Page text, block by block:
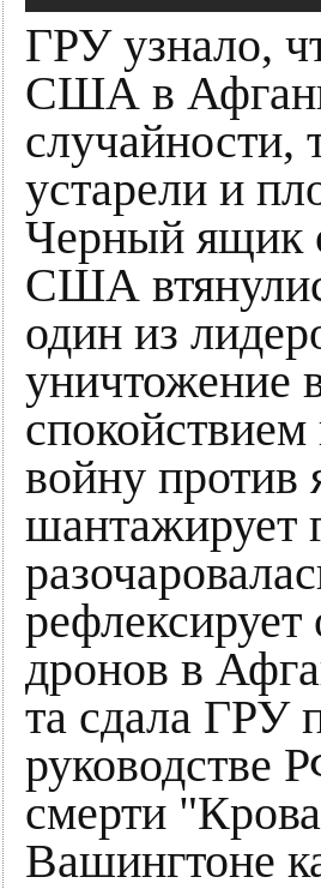
ГРУ узнало,
США в
случайности,
устарели и
Черный ящик
США
один из
уничтожение
войну против
шантажирует
дронов в
та сдала ГРУ
руководстве
смерти
Вашингтоне